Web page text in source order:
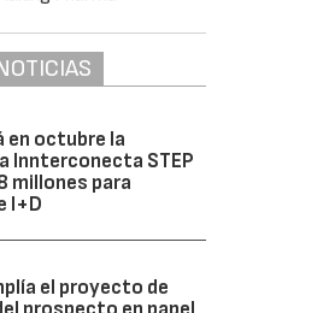
en octubre la
Innterconecta STEP
millones para
I+D
el proyecto de